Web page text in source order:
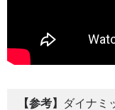
【参考】 ダイナミ